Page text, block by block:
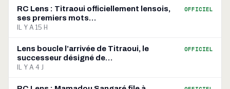
RC Lens : Titraoui officiellement lensois,
ses premiers mots…
OFFICIEL
IL Y A 15 H
Lens boucle l’arrivée de Titraoui, le
successeur désigné de…
OFFICIEL
IL Y A 4 J